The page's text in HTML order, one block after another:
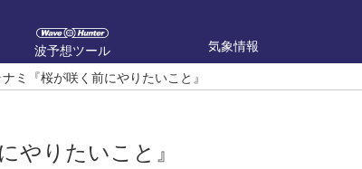
波予想ツール
気象情報
ミ『桜が咲く前にやりたいこと』
りたいこと』